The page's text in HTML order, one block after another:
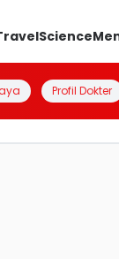
Science
Profil Dokter